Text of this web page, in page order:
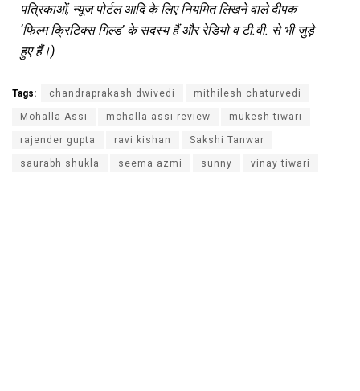
पत्रिकाओं, न्यूज पोर्टल आदि के लिए नियमित लिखने वाले दीपक
‘फिल्म क्रिटिक्स गिल्ड’ के सदस्य हैं और रेडियो व टी.वी. से भी जुड़े
हुए हैं।)
Tags: chandraprakash dwivedi mithilesh chaturvedi
Mohalla Assi mohalla assi review mukesh tiwari
rajender gupta ravi kishan Sakshi Tanwar
saurabh shukla seema azmi sunny vinay tiwari